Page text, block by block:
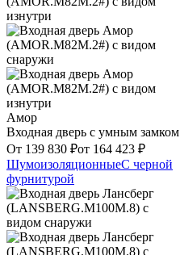
Амор
Входная дверь с умным замком
От 139 830 ₽от 164 423 ₽
ШумоизоляционныеС черной
фурнитурой